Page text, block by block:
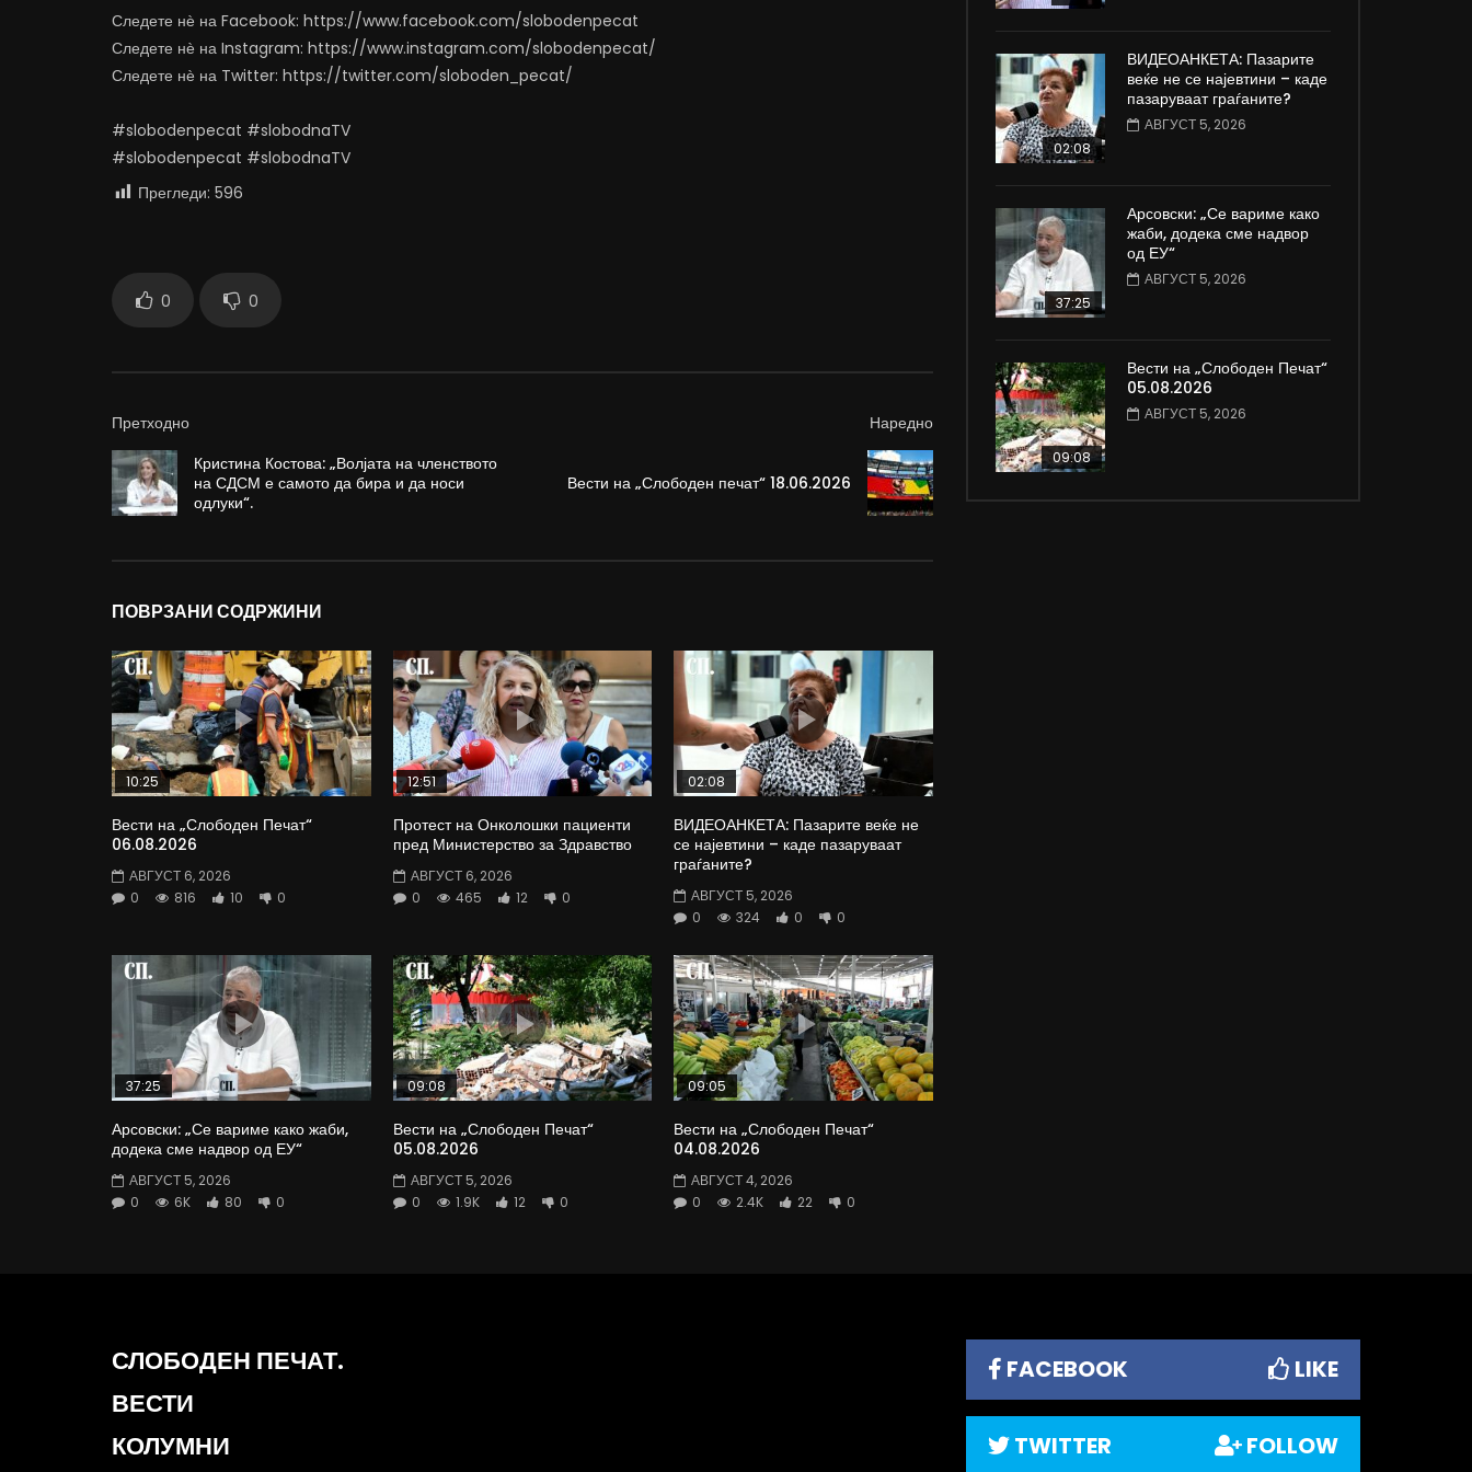
Следете нѐ на Facebook: https://www.facebook.com/slobodenpecat
Следете нѐ на Instagram: https://www.instagram.com/slobodenpecat/
Следете нѐ на Twitter: https://twitter.com/sloboden_pecat/
#slobodenpecat #slobodnaTV
#slobodenpecat #slobodnaTV
Прегледи: 596
0 0
Претходно
Кристина Костова: „Волјата на членството
на СДСМ е самото да бира и да носи
одлуки“.
Наредно
Вести на „Слободен печат“ 18.06.2026
ПОВРЗАНИ СОДРЖИНИ
10:25
Вести на „Слободен Печат“
06.08.2026
АВГУСТ 6, 2026
0
816 10 0
12:51
Протест на Онколошки пациенти
пред Министерство за Здравство
АВГУСТ 6, 2026
0
465 12 0
02:08
ВИДЕОАНКЕТА: Пазарите веќе не
се најевтини – каде пазаруваат
граѓаните?
АВГУСТ 5, 2026
0
324 0 0
37:25
Арсовски: „Се вариме како жаби,
додека сме надвор од ЕУ“
АВГУСТ 5, 2026
0
6K 80 0
09:08
Вести на „Слободен Печат“
05.08.2026
АВГУСТ 5, 2026
0
1.9K 12 0
09:05
Вести на „Слободен Печат“
04.08.2026
АВГУСТ 4, 2026
0
2.4K 22 0
02:08
ВИДЕОАНКЕТА: Пазарите
веќе не се најевтини – каде
пазаруваат граѓаните?
АВГУСТ 5, 2026
37:25
Арсовски: „Се вариме како
жаби, додека сме надвор
од ЕУ“
АВГУСТ 5, 2026
09:08
Вести на „Слободен Печат“
05.08.2026
АВГУСТ 5, 2026
СЛОБОДЕН ПЕЧАТ.
ВЕСТИ
КОЛУМНИ
FACEBOOK LIKE
TWITTER FOLLOW